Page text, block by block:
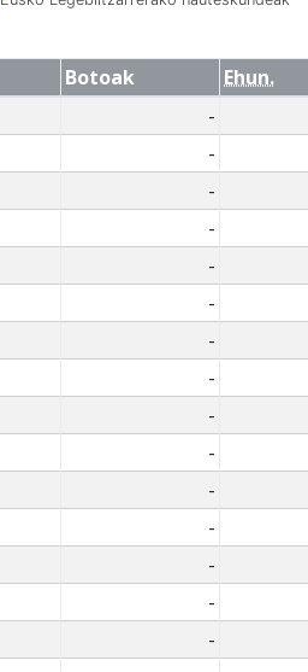
Botoak Ehun.
-
-
-
-
-
-
-
-
-
-
-
-
-
-
-